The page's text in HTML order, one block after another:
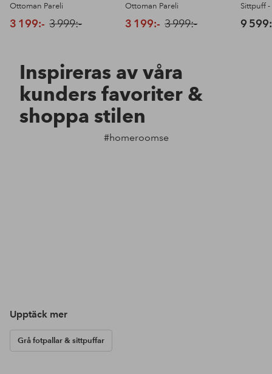
Ottoman Pareli
3 199:- 3 999:-
Ottoman Pareli
3 199:- 3 999:-
Sittpuff
9
Inspireras av våra
kunders favoriter &
shoppa stilen
#homeroomse
Upptäck mer
Grå fotpallar & sittpuffar